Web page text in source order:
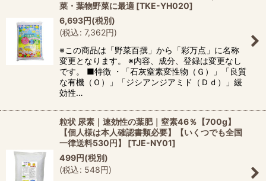
菜・葉物野菜に最適 [TKE-YH020]
6,693円(税別)
(税込: 7,362円)
※この商品は「野菜百撰」から「彩万点」に名称
変更となります。 ※内容、成分、登録は変更なし
です。 ■特徴 ・「石灰窒素変性物（Ｇ）」「良質
な有機（Ｏ）」「ジシアンジアミド（Ｄｄ）」緩
効性…
粒状 尿素｜速効性の葉肥｜窒素46％【700g】
【個人様は本人確認書類必要】【いくつでも全国
一律送料530円】
[TJE-NY01]
499円(税別)
(税込: 548円)